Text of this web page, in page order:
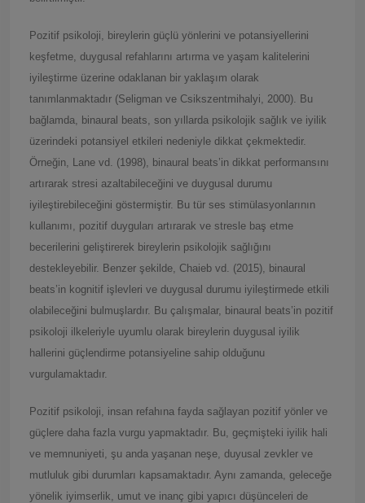
Pozitif psikoloji, bireylerin güçlü yönlerini ve potansiyellerini
keşfetme, duygusal refahlarını artırma ve yaşam kalitelerini
iyileştirme üzerine odaklanan bir yaklaşım olarak
tanımlanmaktadır (Seligman ve Csikszentmihalyi, 2000). Bu
bağlamda, binaural beats, son yıllarda psikolojik sağlık ve iyilik
üzerindeki potansiyel etkileri nedeniyle dikkat çekmektedir.
Örneğin, Lane vd. (1998), binaural beats’in dikkat performansını
artırarak stresi azaltabileceğini ve duygusal durumu
iyileştirebileceğini göstermiştir. Bu tür ses stimülasyonlarının
kullanımı, pozitif duyguları artırarak ve stresle baş etme
becerilerini geliştirerek bireylerin psikolojik sağlığını
destekleyebilir. Benzer şekilde, Chaieb vd. (2015), binaural
beats’in kognitif işlevleri ve duygusal durumu iyileştirmede etkili
olabileceğini bulmuşlardır. Bu çalışmalar, binaural beats’in pozitif
psikoloji ilkeleriyle uyumlu olarak bireylerin duygusal iyilik
hallerini güçlendirme potansiyeline sahip olduğunu
vurgulamaktadır.
Pozitif psikoloji, insan refahına fayda sağlayan pozitif yönler ve
güçlere daha fazla vurgu yapmaktadır. Bu, geçmişteki iyilik hali
ve memnuniyeti, şu anda yaşanan neşe, duyusal zevkler ve
mutluluk gibi durumları kapsamaktadır. Aynı zamanda, geleceğe
yönelik iyimserlik, umut ve inanç gibi yapıcı düşünceleri de